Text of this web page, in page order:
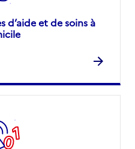
d’aide et de soins à